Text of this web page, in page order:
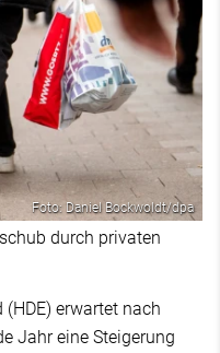
Foto: Daniel Bockwoldt/dpa
durch privaten
erwartet nach
Jahr eine Steigerung